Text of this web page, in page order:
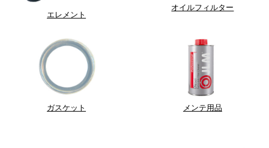
エレメント
オイルフィルター
ガスケット メンテ用品